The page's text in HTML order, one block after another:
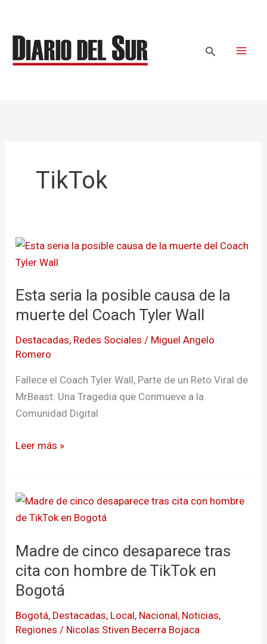
contenido
Buscar
TikTok
Esta seria la posible causa de la
muerte del Coach Tyler Wall
Destacadas, Redes Sociales / Miguel Angelo
Romero
Fallece el Coach Tyler Wall, Parte de un Reto Viral de
MrBeast: Una Tragedia que Conmueve a la
Comunidad Digital
Esta
seria
posible
causa
la
muerte
del
Coach
Tyler
Leer más »
Madre de cinco desaparece tras
cita con hombre de TikTok en
Bogotá
Bogotá, Destacadas, Local, Nacional, Noticias,
Regiones / Nicolas Stiven Becerra Bojaca
Madre
de
desaparece
tras
cita
hombre
de